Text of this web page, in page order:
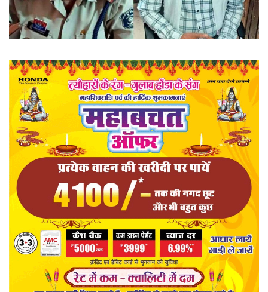
संपादकीय
रोजगार
राजनीति
मनोरंजन
मैगज़ीन की लेख
प्रमुख खबर
हेल्थ
Language
English hindi